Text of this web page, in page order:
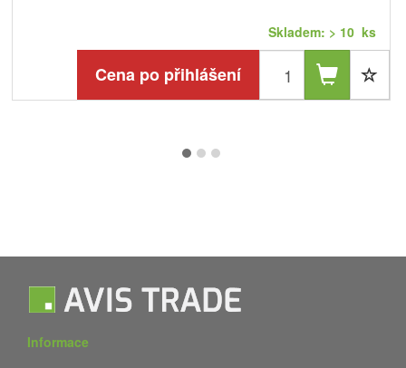
Skladem: > 10 ks
Cena po přihlášení
Informace